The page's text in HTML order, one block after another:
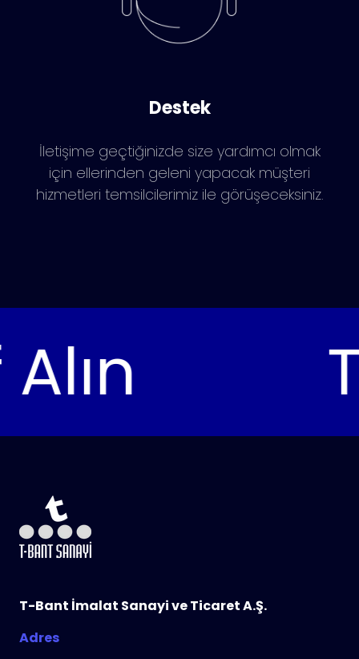
Destek
İletişime geçtiğinizde size yardımcı olmak
için ellerinden geleni yapacak müşteri
hizmetleri temsilcilerimiz ile görüşeceksiniz.
T-Bant İmalat Sanayi ve Ticaret A.Ş.
Adres